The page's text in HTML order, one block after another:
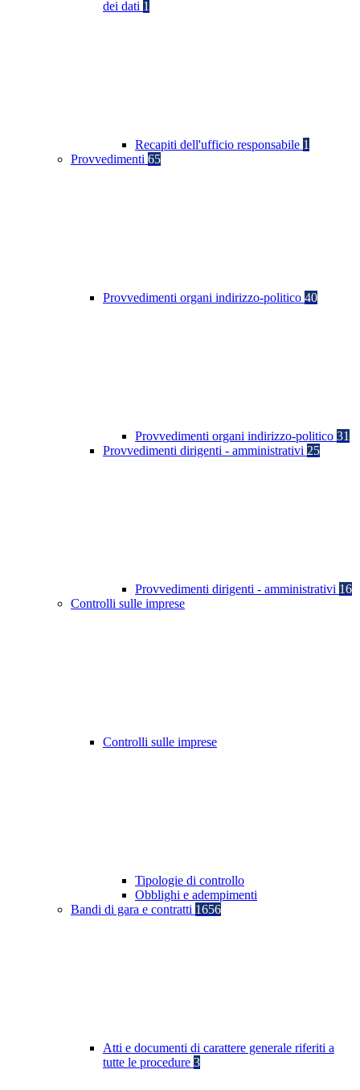
dei dati 1
Recapiti dell'ufficio responsabile 1
Provvedimenti 65
Provvedimenti organi indirizzo-politico 40
Provvedimenti organi indirizzo-politico 31
Provvedimenti dirigenti - amministrativi 25
Provvedimenti dirigenti - amministrativi 16
Controlli sulle imprese
Controlli sulle imprese
Tipologie di controllo
Obblighi e adempimenti
Bandi di gara e contratti 1656
Atti e documenti di carattere generale riferiti a
tutte le procedure 3